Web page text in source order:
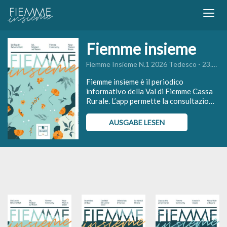
Fiemme insieme
Fiemme Insieme N.1 2026 Tedesco - 23.04.2026
Fiemme insieme è il periodico
informativo della Val di Fiemme Cassa
Rurale. L’app permette la consultazione
contenuti speciali, con la possibilità di
condividere i singoli articoli sui social
AUSGABE LESEN